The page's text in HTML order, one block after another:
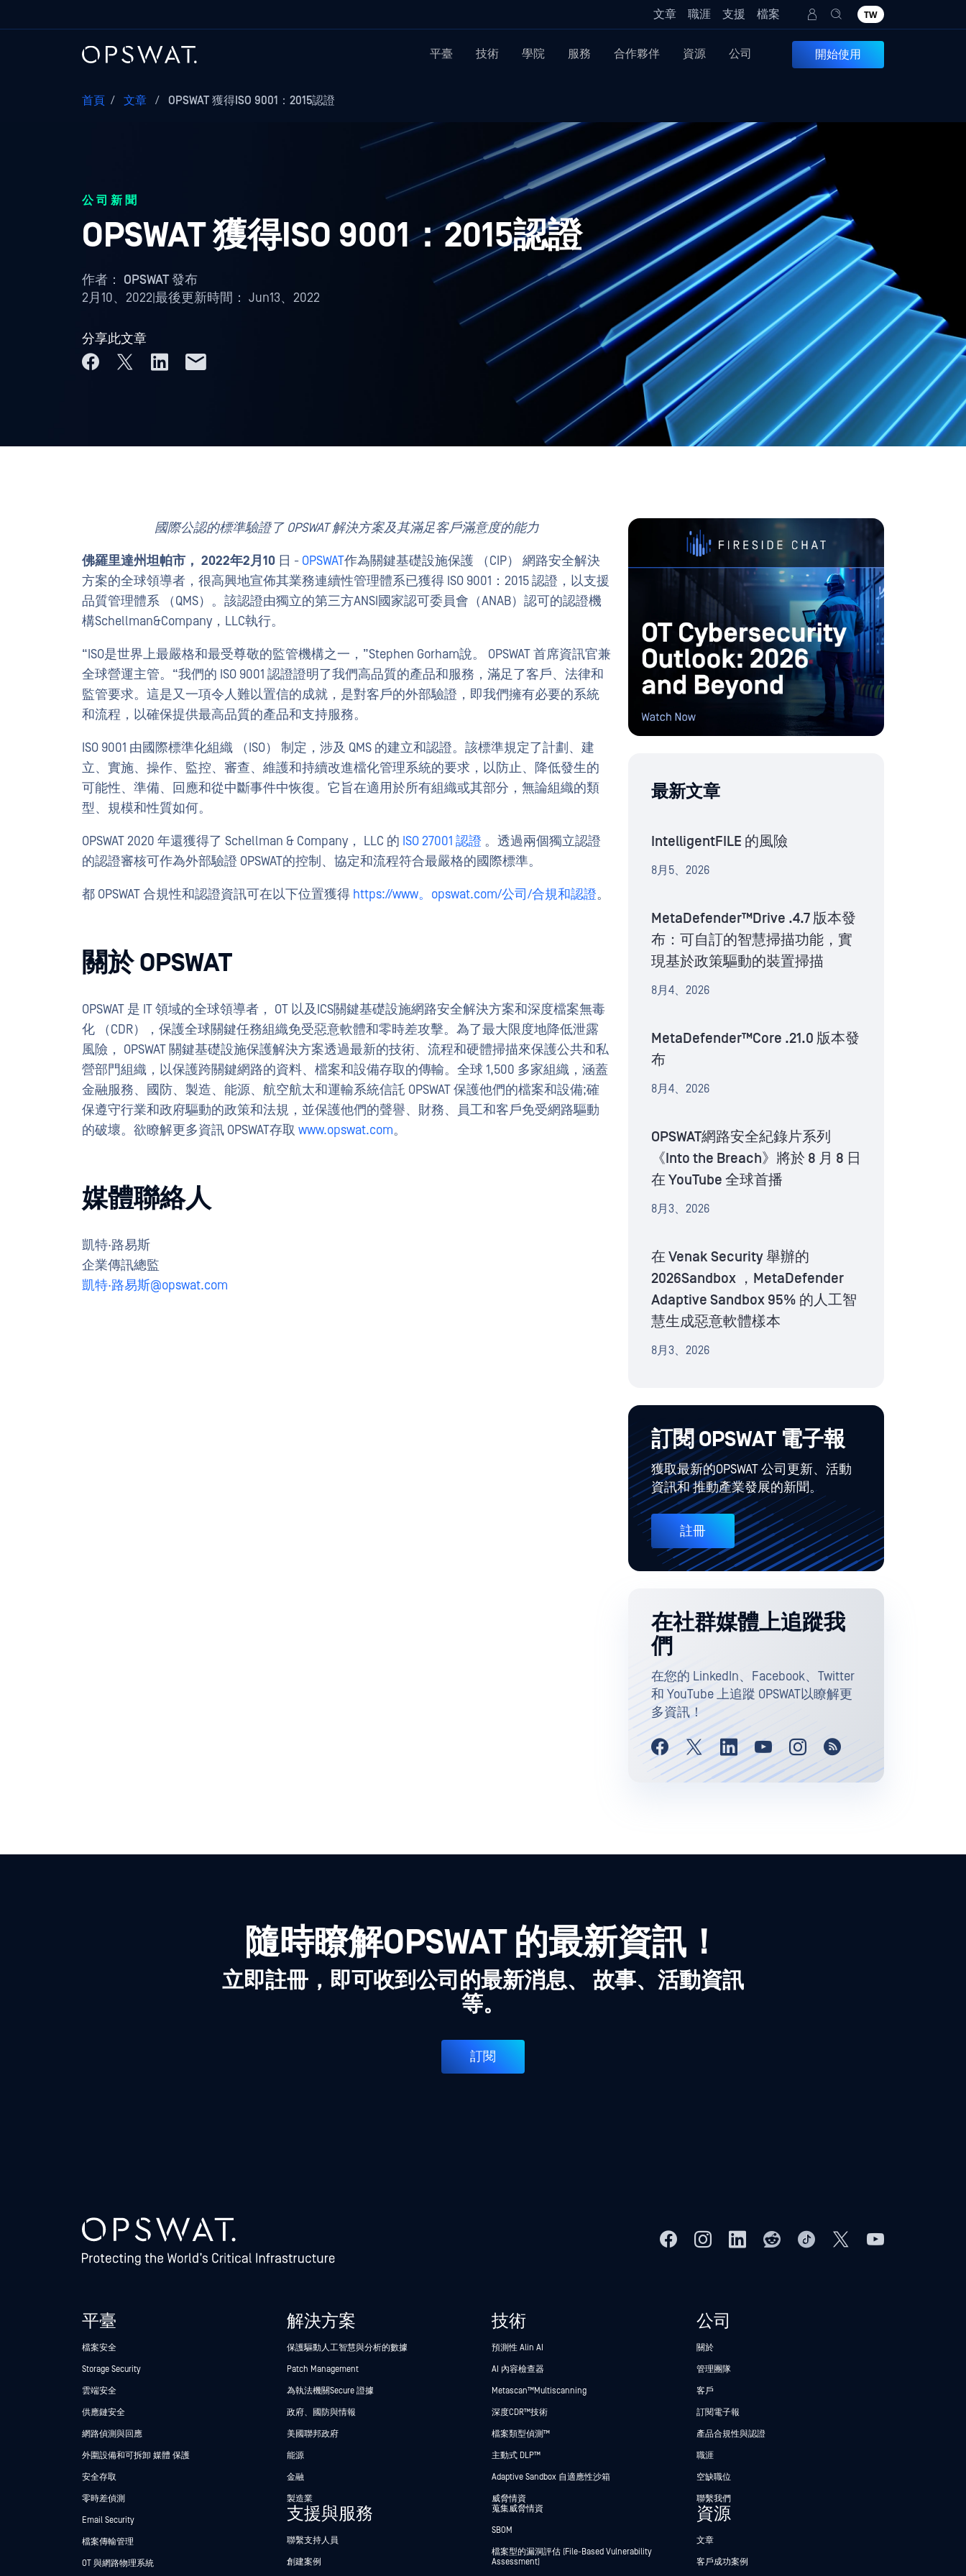
文章 職涯 支援 檔案 TW
平臺 技術 學院 服務 合作夥伴 資源 公司 開始使用
首頁 / 文章 / OPSWAT 獲得ISO 9001：2015認證
公司新聞
OPSWAT 獲得ISO 9001：2015認證
作者： OPSWAT 發布
2月10、2022 最後更新時間： Jun13、2022
分享此文章
國際公認的標準驗證了 OPSWAT 解決方案及其滿足客戶滿意度的能力
佛羅里達州坦帕市， 2022年2月10 日 - OPSWAT作為關鍵基礎設施保護 （CIP） 網路安全解決
方案的全球領導者，很高興地宣佈其業務連續性管理體系已獲得 ISO 9001：2015 認證，以支援
品質管理體系 （QMS）。該認證由獨立的第三方ANSI國家認可委員會（ANAB）認可的認證機
構Schellman&Company，LLC執行。
“ISO是世界上最嚴格和最受尊敬的監管機構之一，”Stephen Gorham說。 OPSWAT 首席資訊官兼
全球營運主管。“我們的 ISO 9001 認證證明了我們高品質的產品和服務，滿足了客戶、法律和
監管要求。這是又一項令人難以置信的成就，是對客戶的外部驗證，即我們擁有必要的系統
和流程，以確保提供最高品質的產品和支持服務。
ISO 9001 由國際標準化組織 （ISO） 制定，涉及 QMS 的建立和認證。該標準規定了計劃、建
立、實施、操作、監控、審查、維護和持續改進檔化管理系統的要求，以防止、降低發生的
可能性、準備、回應和從中斷事件中恢復。它旨在適用於所有組織或其部分，無論組織的類
型、規模和性質如何。
OPSWAT 2020 年還獲得了 Schellman & Company， LLC 的 ISO 27001 認證 。透過兩個獨立認證
的認證審核可作為外部驗證 OPSWAT的控制、協定和流程符合最嚴格的國際標準。
都 OPSWAT 合規性和認證資訊可在以下位置獲得 https://www。opswat.com/公司/合規和認證。
關於 OPSWAT
OPSWAT 是 IT 領域的全球領導者， OT 以及ICS關鍵基礎設施網路安全解決方案和深度檔案無毒
化 （CDR），保護全球關鍵任務組織免受惡意軟體和零時差攻擊。為了最大限度地降低泄露
風險， OPSWAT 關鍵基礎設施保護解決方案透過最新的技術、流程和硬體掃描來保護公共和私
營部門組織，以保護跨關鍵網路的資料、檔案和設備存取的傳輸。全球 1,500 多家組織，涵蓋
金融服務、國防、製造、能源、航空航太和運輸系統信託 OPSWAT 保護他們的檔案和設備;確
保遵守行業和政府驅動的政策和法規，並保護他們的聲譽、財務、員工和客戶免受網路驅動
的破壞。欲瞭解更多資訊 OPSWAT存取 www.opswat.com。
媒體聯絡人
凱特·路易斯
企業傳訊總監
凱特·路易斯@opswat.com
最新文章
IntelligentFILE 的風險
8月5、2026
MetaDefender™Drive .4.7 版本發
布：可自訂的智慧掃描功能，實
現基於政策驅動的裝置掃描
8月4、2026
MetaDefender™Core .21.0 版本發
布
8月4、2026
OPSWAT網路安全紀錄片系列
《Into the Breach》將於 8 月 8 日
在 YouTube 全球首播
8月3、2026
在 Venak Security 舉辦的
2026Sandbox ，MetaDefender
Adaptive Sandbox 95% 的人工智
慧生成惡意軟體樣本
8月3、2026
訂閱 OPSWAT 電子報
獲取最新的OPSWAT 公司更新、活動
資訊和 推動產業發展的新聞。
註冊
在社群媒體上追蹤我
們
在您的 LinkedIn、Facebook、Twitter
和 YouTube 上追蹤 OPSWAT以瞭解更
多資訊！
隨時瞭解OPSWAT 的最新資訊！
立即註冊，即可收到公司的最新消息、 故事、活動資訊
等。
訂閱
平臺
檔案安全
Storage Security
雲端安全
供應鏈安全
網路偵測與回應
外圍設備和可拆卸 媒體 保護
安全存取
零時差偵測
Email Security
檔案傳輸管理
OT 與網路物理系統
解決方案
保護驅動人工智慧與分析的數據
Patch Management
為執法機關Secure 證據
政府、國防與情報
美國聯邦政府
能源
金融
製造業
支援與服務
聯繫支持人員
創建案例
技術
預測性 Alin AI
AI 內容檢查器
Metascan™ Multiscanning
深度CDR™技術
檔案類型偵測™
主動式 DLP™
Adaptive Sandbox 自適應性沙箱
威脅情資
蒐集威脅情資
SBOM
檔案型的漏洞評估 (File-Based Vulnerability
Assessment)
公司
關於
管理團隊
客戶
訂閱電子報
產品合規性與認證
職涯
空缺職位
聯繫我們
資源
文章
客戶成功案例